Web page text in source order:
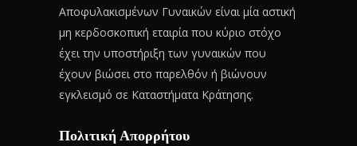
Αποφυλακισμένων Γυναικών είναι μία αστική
μη κερδοσκοπική εταιρία που κύριο στόχο
έχει την υποστήριξη των γυναικών που
έχουν βιώσει στο παρελθόν ή βιώνουν
εγκλεισμό σε Καταστήματα Κράτησης.
Πολιτική Απορρήτου